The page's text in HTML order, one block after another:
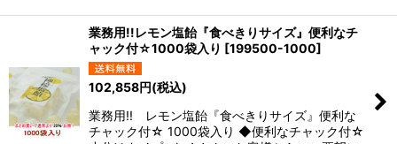
業務用!!レモン塩飴『食べきりサイズ』便利なチ
ャック付☆1000袋入り [199500-1000]
102,858円(税込)
業務用!! レモン塩飴『食べきりサイズ』便利な
チャック付☆ 1000袋入り ◆便利なチャック付☆